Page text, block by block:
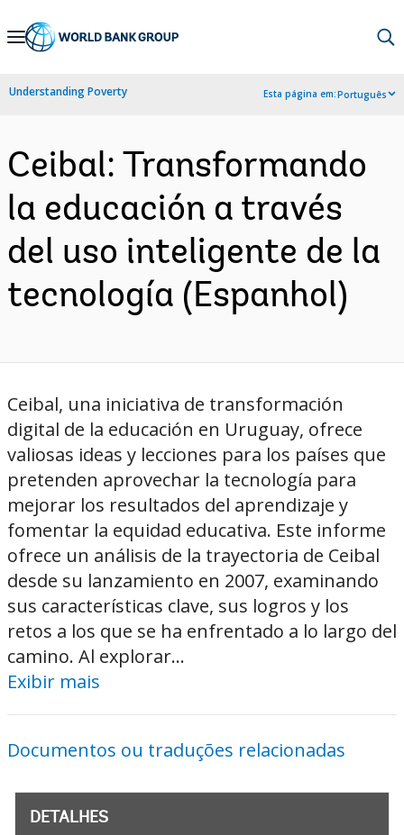
Skip
Navigation
Understanding Poverty Esta página em:Português
Ceibal: Transformando
la educación a través
del uso inteligente de la
tecnología (Espanhol)
Ceibal, una iniciativa de transformación
digital de la educación en Uruguay, ofrece
valiosas ideas y lecciones para los países que
pretenden aprovechar la tecnología para
mejorar los resultados del aprendizaje y
fomentar la equidad educativa. Este informe
ofrece un análisis de la trayectoria de Ceibal
desde su lanzamiento en 2007, examinando
sus características clave, sus logros y los
retos a los que se ha enfrentado a lo largo del
camino. Al explorar...
Exibir mais
Documentos ou traduções relacionadas
DETALHES